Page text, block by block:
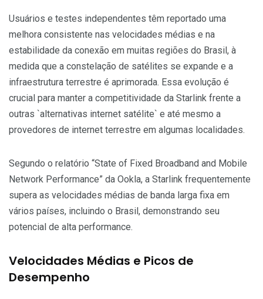
Usuários e testes independentes têm reportado uma
melhora consistente nas velocidades médias e na
estabilidade da conexão em muitas regiões do Brasil, à
medida que a constelação de satélites se expande e a
infraestrutura terrestre é aprimorada. Essa evolução é
crucial para manter a competitividade da Starlink frente a
outras `alternativas internet satélite` e até mesmo a
provedores de internet terrestre em algumas localidades.
Segundo o relatório “State of Fixed Broadband and Mobile
Network Performance” da Ookla, a Starlink frequentemente
supera as velocidades médias de banda larga fixa em
vários países, incluindo o Brasil, demonstrando seu
potencial de alta performance.
Velocidades Médias e Picos de
Desempenho